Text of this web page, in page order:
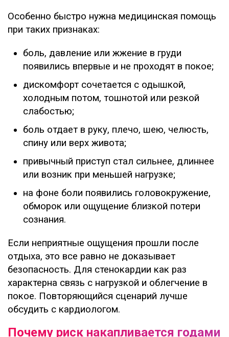
Особенно быстро нужна медицинская помощь
при таких признаках:
боль, давление или жжение в груди
появились впервые и не проходят в покое;
дискомфорт сочетается с одышкой,
холодным потом, тошнотой или резкой
слабостью;
боль отдает в руку, плечо, шею, челюсть,
спину или верх живота;
привычный приступ стал сильнее, длиннее
или возник при меньшей нагрузке;
на фоне боли появились головокружение,
обморок или ощущение близкой потери
сознания.
Если неприятные ощущения прошли после
отдыха, это все равно не доказывает
безопасность. Для стенокардии как раз
характерна связь с нагрузкой и облегчение в
покое. Повторяющийся сценарий лучше
обсудить с кардиологом.
Почему риск накапливается годами